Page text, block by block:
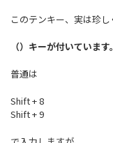
このテンキー、実は珍し
（）キーが付いています。
普通は
Shift + 8
Shift + 9